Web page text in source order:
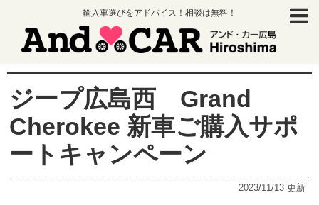
輸入車選びをアドバイス！相談は無料！
ジープ広島西 Grand
Cherokee 新車ご購入サポ
ートキャンペーン
2023/11/13 更新